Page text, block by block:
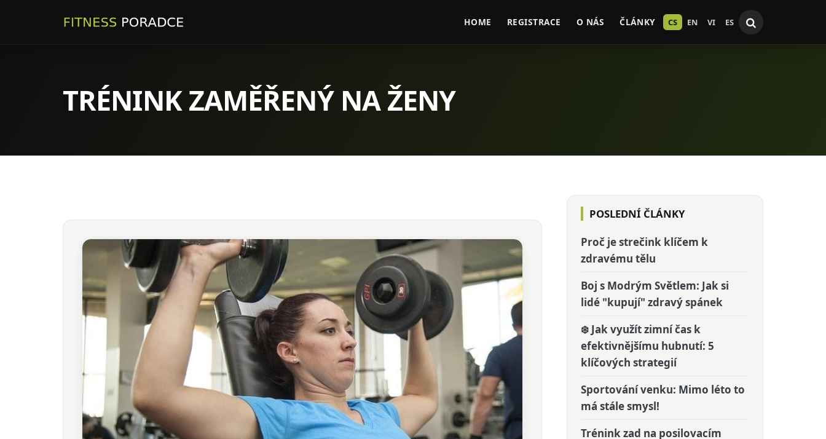
HOME REGISTRACE O NÁS ČLÁNKY CS EN VI ES
TRÉNINK ZAMĚŘENÝ NA ŽENY
POSLEDNÍ ČLÁNKY
Proč je strečink klíčem k
zdravému tělu
Boj s Modrým Světlem: Jak si
lidé "kupují" zdravý spánek
❄️ Jak využít zimní čas k
efektivnějšímu hubnutí: 5
klíčových strategií
Sportování venku: Mimo léto to
má stále smysl!
Trénink zad na posilovacím